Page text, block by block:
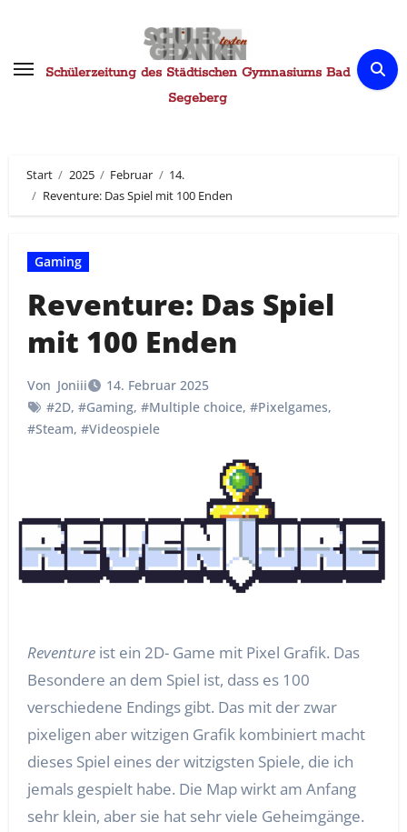
springenSchülerzeitung des Städtischen Gymnasiums Bad
Segeberg
Start 2025 Februar
14.
Reventure: Das Spiel mit 100 Enden
Gaming
Reventure: Das Spiel
mit 100 Enden
Von Joniii
14. Februar 2025
#2D, #Gaming, #Multiple choice, #Pixelgames,
#Steam, #Videospiele
Reventureist ein 2D- Game mit Pixel Grafik. Das
Besondere an dem Spiel ist, dass es 100
verschiedene Endings gibt. Das mit der zwar
pixeligen aber witzigen Grafik kombiniert macht
dieses Spiel eines der witzigsten Spiele, die ich
jemals gespielt habe. Die Map wirkt am Anfang
sehr klein, aber sie hat sehr viele Geheimgänge.